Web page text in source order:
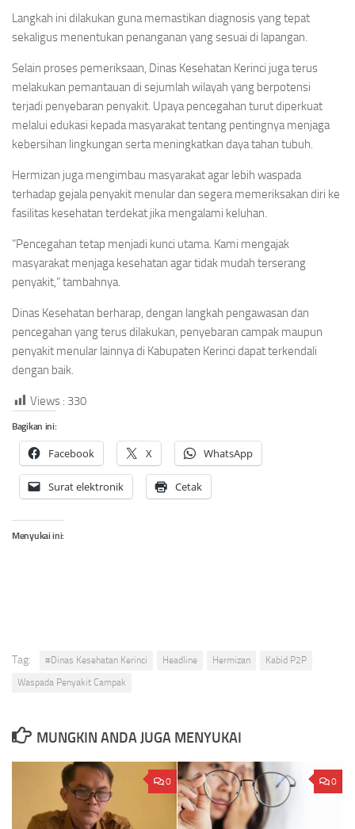
Langkah ini dilakukan guna memastikan diagnosis yang tepat
sekaligus menentukan penanganan yang sesuai di lapangan.
Selain proses pemeriksaan, Dinas Kesehatan Kerinci juga terus
melakukan pemantauan di sejumlah wilayah yang berpotensi
terjadi penyebaran penyakit. Upaya pencegahan turut diperkuat
melalui edukasi kepada masyarakat tentang pentingnya menjaga
kebersihan lingkungan serta meningkatkan daya tahan tubuh.
Hermizan juga mengimbau masyarakat agar lebih waspada
terhadap gejala penyakit menular dan segera memeriksakan diri ke
fasilitas kesehatan terdekat jika mengalami keluhan.
“Pencegahan tetap menjadi kunci utama. Kami mengajak
masyarakat menjaga kesehatan agar tidak mudah terserang
penyakit,” tambahnya.
Dinas Kesehatan berharap, dengan langkah pengawasan dan
pencegahan yang terus dilakukan, penyebaran campak maupun
penyakit menular lainnya di Kabupaten Kerinci dapat terkendali
dengan baik.
Views : 330
Bagikan ini:
Facebook X WhatsApp
Surat elektronik Cetak
Menyukai ini:
Tag: #Dinas Kesehatan Kerinci Headline Hermizan
Kabid P2P
Waspada Penyakit Campak
MUNGKIN ANDA JUGA MENYUKAI
0 0